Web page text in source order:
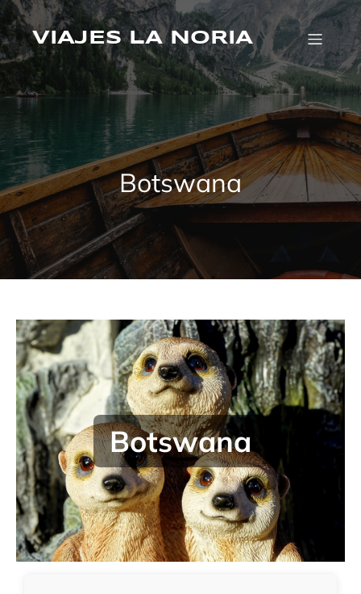
Saltar
contenidoVIAJES LA NORIA
Botswana
Botswana